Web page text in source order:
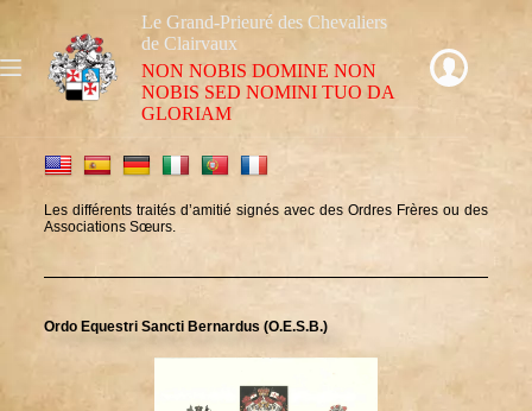
Le Grand-Prieuré des Chevaliers
de Clairvaux
NON NOBIS DOMINE NON
NOBIS SED NOMINI TUO DA
GLORIAM
Les différents traités d’amitié signés avec des Ordres Frères ou des
Associations Sœurs.
Ordo Equestri Sancti Bernardus (O.E.S.B.)